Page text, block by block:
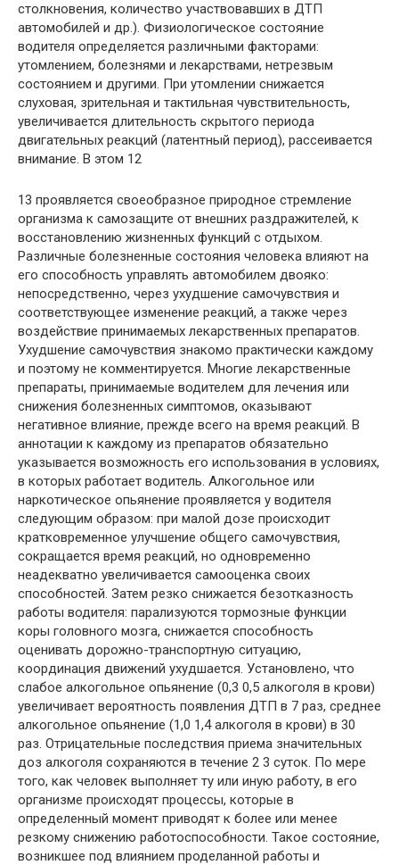
столкновения, количество участвовавших в ДТП
автомобилей и др.). Физиологическое состояние
водителя определяется различными факторами:
утомлением, болезнями и лекарствами, нетрезвым
состоянием и другими. При утомлении снижается
слуховая, зрительная и тактильная чувствительность,
увеличивается длительность скрытого периода
двигательных реакций (латентный период), рассеивается
внимание. В этом 12
13 проявляется своеобразное природное стремление
организма к самозащите от внешних раздражителей, к
восстановлению жизненных функций с отдыхом.
Различные болезненные состояния человека влияют на
его способность управлять автомобилем двояко:
непосредственно, через ухудшение самочувствия и
соответствующее изменение реакций, а также через
воздействие принимаемых лекарственных препаратов.
Ухудшение самочувствия знакомо практически каждому
и поэтому не комментируется. Многие лекарственные
препараты, принимаемые водителем для лечения или
снижения болезненных симптомов, оказывают
негативное влияние, прежде всего на время реакций. В
аннотации к каждому из препаратов обязательно
указывается возможность его использования в условиях,
в которых работает водитель. Алкогольное или
наркотическое опьянение проявляется у водителя
следующим образом: при малой дозе происходит
кратковременное улучшение общего самочувствия,
сокращается время реакций, но одновременно
неадекватно увеличивается самооценка своих
способностей. Затем резко снижается безотказность
работы водителя: парализуются тормозные функции
коры головного мозга, снижается способность
оценивать дорожно-транспортную ситуацию,
координация движений ухудшается. Установлено, что
слабое алкогольное опьянение (0,3 0,5 алкоголя в крови)
увеличивает вероятность появления ДТП в 7 раз, среднее
алкогольное опьянение (1,0 1,4 алкоголя в крови) в 30
раз. Отрицательные последствия приема значительных
доз алкоголя сохраняются в течение 2 3 суток. По мере
того, как человек выполняет ту или иную работу, в его
организме происходят процессы, которые в
определенный момент приводят к более или менее
резкому снижению работоспособности. Такое состояние,
возникшее под влиянием проделанной работы и